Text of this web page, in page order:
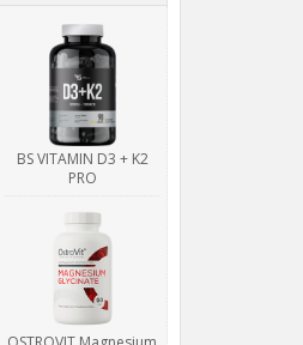
BS VITAMIN D3 + K2
PRO